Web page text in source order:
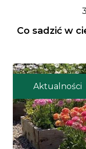
Co sadzić w
Aktualności